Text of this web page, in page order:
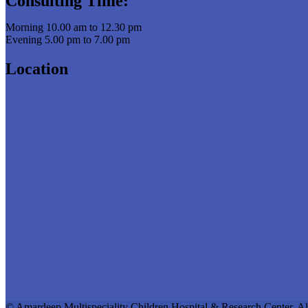
Morning 10.00 am to 12.30 pm
Evening 5.00 pm to 7.00 pm
Location